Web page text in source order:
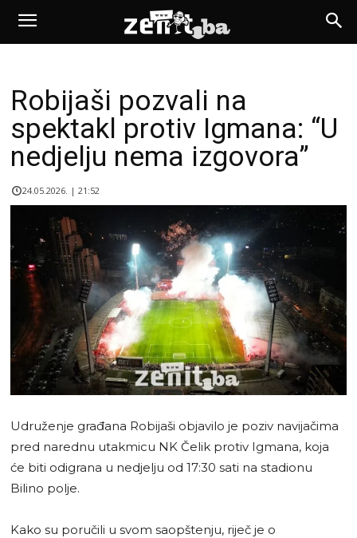
Robijaši pozvali na
spektakl protiv Igmana: “U
nedjelju nema izgovora”
24.05.2026. | 21:52
Udruženje građana Robijaši objavilo je poziv navijačima
pred narednu utakmicu NK Čelik protiv Igmana, koja
će biti odigrana u nedjelju od 17:30 sati na stadionu
Bilino polje.
Kako su poručili u svom saopštenju, riječ je o